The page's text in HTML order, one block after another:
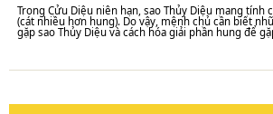
Trong Cửu Diệu niên hạn, sao Thủy Diệu mang tính
(cát nhiều hơn hung). Do vậy, mệnh chủ cần biết
gặp sao Thủy Diệu và cách hóa giải phần hung để